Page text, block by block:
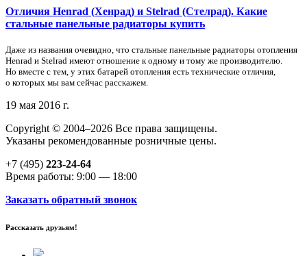
Отличия Henrad (Хенрад) и Stelrad (Стелрад). Какие
стальные панельные радиаторы купить
Даже из названия очевидно, что стальные панельные радиаторы отопления
Henrad и Stelrad имеют отношение к одному и тому же производителю.
Но вместе с тем, у этих батарей отопления есть технические отличия,
о которых мы вам сейчас расскажем.
19 мая 2016 г.
Copyright © 2004–2026 Все права защищены.
Указаны рекомендованные розничные цены.
+7 (495) 223-24-64
Время работы: 9:00 — 18:00
Заказать обратный звонок
Рассказать друзьям!